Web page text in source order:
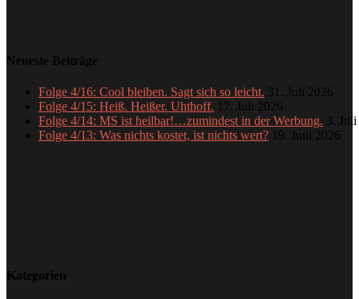
Neueste Beiträge
Folge 4/16: Cool bleiben. Sagt sich so leicht. 31. Juli 2026
Folge 4/15: Heiß. Heißer. Uhthoff. 17. Juli 2026
Folge 4/14: MS ist heilbar!…zumindest in der Werbung. 3.
Folge 4/13: Was nichts kostet, ist nichts wert? 19. Juni 2026
Kategorien